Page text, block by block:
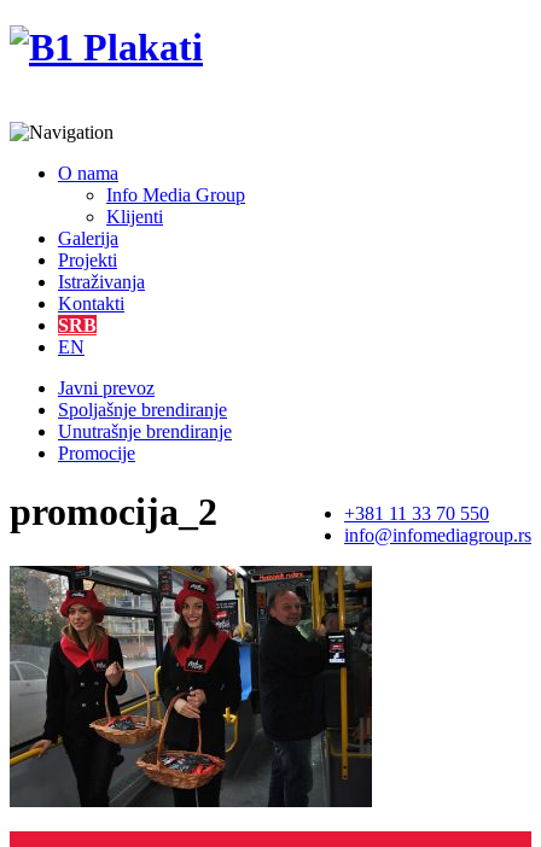
O nama
Info Media Group
Klijenti
Galerija
Projekti
Istraživanja
Kontakti
SRB
EN
Javni prevoz
Spoljašnje brendiranje
Unutrašnje brendiranje
Promocije
+381 11 33 70 550
info@infomediagroup.rs
promocija_2